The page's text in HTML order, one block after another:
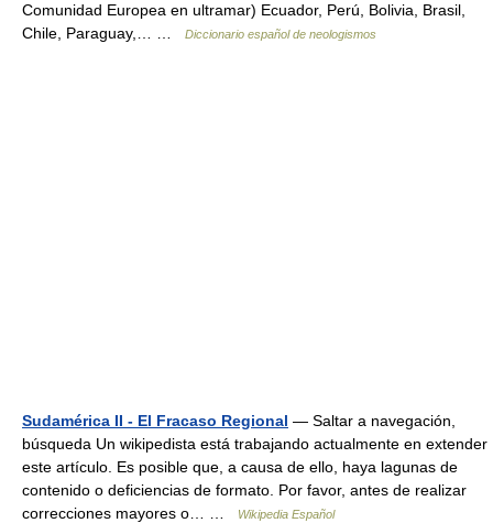
Comunidad Europea en ultramar) Ecuador, Perú, Bolivia, Brasil,
Chile, Paraguay,… …
Diccionario español de neologismos
Sudamérica II - El Fracaso Regional — Saltar a navegación,
búsqueda Un wikipedista está trabajando actualmente en extender
este artículo. Es posible que, a causa de ello, haya lagunas de
contenido o deficiencias de formato. Por favor, antes de realizar
correcciones mayores o… …
Wikipedia Español